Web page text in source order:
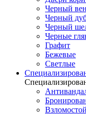
Черный
Черный
Черный
Черные
Графит
Бежевые
Светлые